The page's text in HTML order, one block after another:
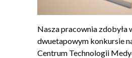
Nasza pracownia zdobyła
dwuetapowym konkursie
Centrum Technologii